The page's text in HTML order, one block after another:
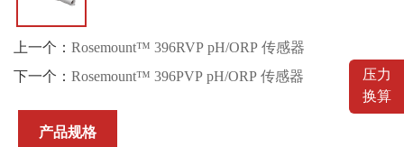
上一个： Rosemount™ 396RVP pH/ORP 传感器
下一个： Rosemount™ 396PVP pH/ORP 传感器
产品规格
压力
换算